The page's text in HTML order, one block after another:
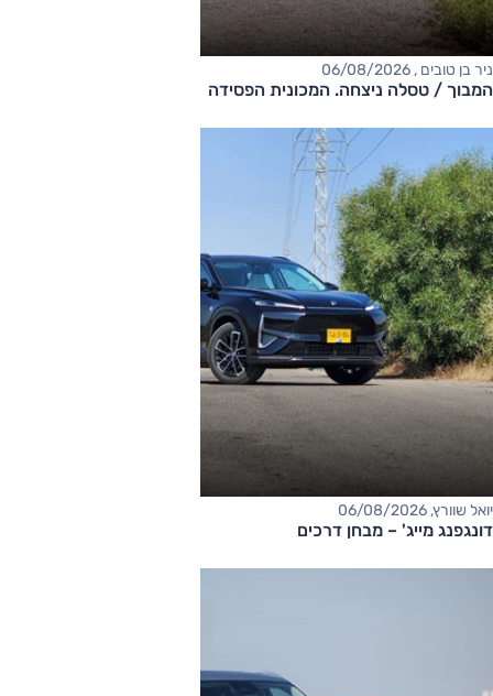
ניר בן טובים , 06/08/2026
המבוך / טסלה ניצחה. המכונית הפסידה
יואל שוורץ, 06/08/2026
דונגפנג מייג' – מבחן דרכים